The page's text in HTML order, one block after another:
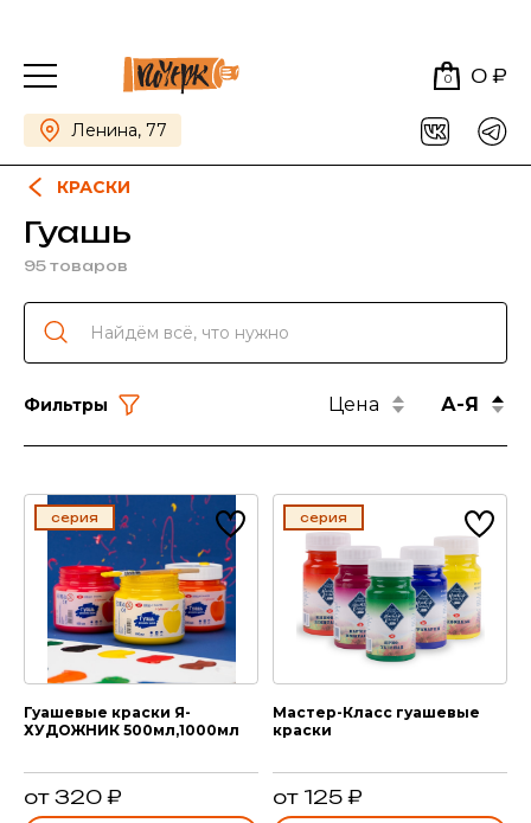
0 0 ₽
Ленина, 77
КРАСКИ
Гуашь
95 товаров
Фильтры Цена А-Я
серия
Гуашевые краски Я-
ХУДОЖНИК 500мл,1000мл
от 320 ₽
серия
Мастер-Класс гуашевые
краски
от 125 ₽